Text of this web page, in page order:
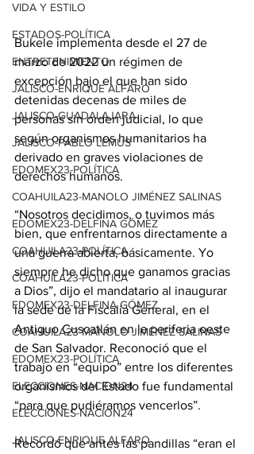
VIDA Y ESTILO
ESTADOS-POLÍTICA
ENTRETENIMIENTO
JALISCO-ENRIQUE ALFARO
JALISCO-GUADALAJARA
JALISCO-PABLO LEMUS
EDOMEX23-POLÍTICA
COAHUILA23-MANOLO JIMÉNEZ SALINAS
EDOMEX23-DELFINA GÓMEZ
COAHUILA23-POLÍTICA
COAHUILA23-POLÍTICA
EDOMEX23-DELFINA GÓMEZ
COAHUILA23-MANOLO JIMÉNEZ SALINAS
EDOMEX23-POLÍTICA
ELECCIONES-NACION24
ELECCIONES-NACION24
JALISCO-ENRIQUE ALFARO
Bukele implementa desde el 27 de
marzo de 2022 un régimen de
excepción bajo el que han sido
detenidas decenas de miles de
personas sin orden judicial, lo que
según organismos humanitarios ha
derivado en graves violaciones de
derechos humanos.
“Nosotros decidimos, o tuvimos más
bien, que enfrentarnos directamente a
una guerra abierta, básicamente. Yo
siempre he dicho que ganamos gracias
a Dios”, dijo el mandatario al inaugurar
la sede de la Fiscalía General, en el
Antiguo Cuscatlán en la periferia oeste
de San Salvador. Reconoció que el
trabajo en “equipo” entre los diferentes
organismos del Estado fue fundamental
“para que pudiéramos vencerlos”.
Recordó que antes las pandillas “eran el